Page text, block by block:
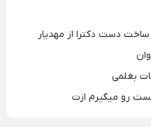
دست دکترا از مهدیار
بغلمی
رو میگیرم ازت